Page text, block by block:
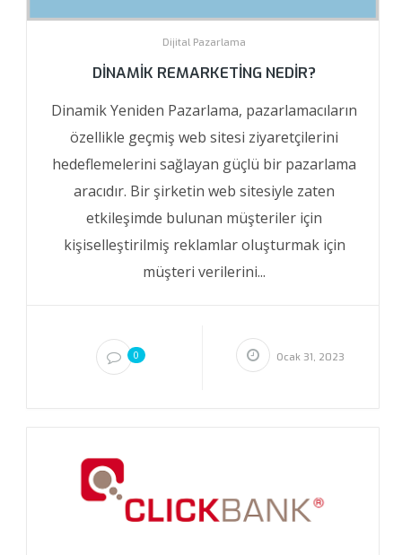
Dijital Pazarlama
DINAMIK REMARKETING NEDIR?
Dinamik Yeniden Pazarlama, pazarlamacıların
özellikle geçmiş web sitesi ziyaretçilerini
hedeflemelerini sağlayan güçlü bir pazarlama
aracıdır. Bir şirketin web sitesiyle zaten
etkileşimde bulunan müşteriler için
kişiselleştirilmiş reklamlar oluşturmak için
müşteri verilerini...
0 Ocak 31, 2023